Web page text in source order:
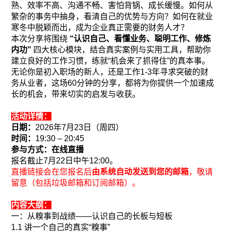
熟、效率不高、沟通不畅、害怕背锅、成长缓慢。如何从
繁杂的事务中抽身，看清自己的优势与方向？如何在就业
寒冬中脱颖而出，成为企业真正需要的财务人才？
本次分享将围绕 “认识自己、看懂业务、聪明工作、修炼
内功” 四大核心模块，结合真实案例与实用工具，帮助你
建立良好的工作习惯，练就“机会来了抓得住”的真本事。
无论你是初入职场的新人，还是工作1-3年寻求突破的财
务从业者，这场60分钟的分享，都将为你提供一个加速成
长的机会，带来切实的启发与收获。
活动详情：
日期： 2026年7月 23 日（周四）
时间： 19:30 – 20:45
参与方式：在线直播
报名截止7月22日中午12:00。
直播链接会在您报名后由系统自动发送到您的邮箱，敬请
留意（包括垃圾邮箱和订阅邮箱）。
内容大纲：
一：从糗事到战绩——认识自己的长板与短板
1.1讲一个自己的真实“糗事”